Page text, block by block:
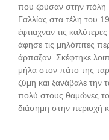
που ζούσαν στην πόλη
Γαλλίας στα τέλη του
έφτιαχναν τις
άφησε τις μηλόπιτες
άρπαξαν. Σκέφτηκε
μήλα στον πάτο της
ζύμη και ξανάβαλε
πολύ στους θαμώνες
διάσημη στην περιοχή